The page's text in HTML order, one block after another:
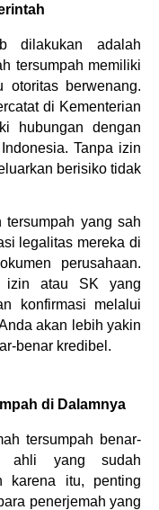
dilakukan adalah
tersumpah memiliki
otoritas berwenang.
di Kementerian
hubungan dengan
Tanpa izin
berisiko tidak
tersumpah yang sah
legalitas mereka di
perusahaan.
izin atau SK yang
konfirmasi melalui
akan lebih yakin
benar kredibel.
di Dalamnya
tersumpah benar-
ahli yang sudah
karena itu, penting
penerjemah yang